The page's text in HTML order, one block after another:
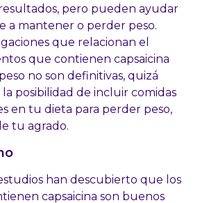
pero pueden ayudar
a mantener o perder peso.
que relacionan el
que contienen capsaicina
no son definitivas, quizá
posibilidad de incluir comidas
en tu dieta para perder peso,
tu agrado.
han descubierto que los
capsaicina son buenos